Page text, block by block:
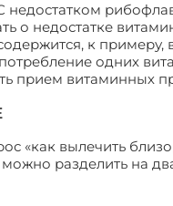
о недостатке
к примеру,
одних
прием витаминных
«как вылечить
разделить на